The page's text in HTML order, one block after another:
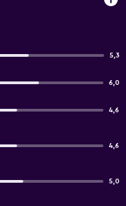
5,3
6,0
4,6
4,6
5,0